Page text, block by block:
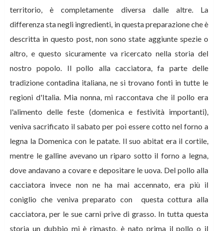
territorio, è completamente diversa dalle altre. La
differenza sta negli ingredienti, in questa preparazione che è
descritta in questo post, non sono state aggiunte spezie o
altro, e questo sicuramente va ricercato nella storia del
nostro popolo. Il pollo alla cacciatora, fa parte delle
tradizione contadina italiana, ne si trovano fonti in tutte le
regioni d'Italia. Mia nonna, mi raccontava che il pollo era
l'alimento delle feste (domenica e festività importanti),
veniva sacrificato il sabato per poi essere cotto nel forno a
legna la Domenica con le patate. Il suo abitat era il cortile,
mentre le galline avevano un riparo sotto il forno a legna,
dove andavano a covare e depositare le uova. Del pollo alla
cacciatora invece non ne ha mai accennato, era più il
coniglio che veniva preparato con questa cottura alla
cacciatora, per le sue carni prive di grasso. In tutta questa
storia un dubbio mi è rimasto, è nato prima il pollo o il